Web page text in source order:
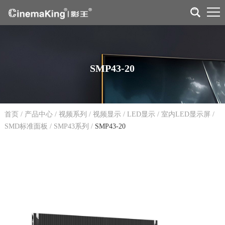
SMP43-20
首页 / 产品中心/ 视频系列 / 视频显示/ LED显示/ 室内LED显示屏 /
SMD标准面板 / SMP43系列 / SMP43-20